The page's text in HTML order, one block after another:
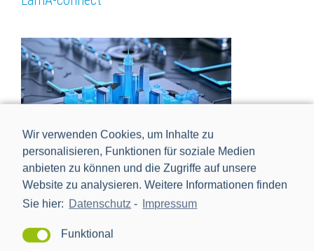
Wir verwenden Cookies, um Inhalte zu
personalisieren, Funktionen für soziale Medien
anbieten zu können und die Zugriffe auf unsere
Website zu analysieren. Weitere Informationen finden
Sie hier: Datenschutz - Impressum
Funktional
Foresight